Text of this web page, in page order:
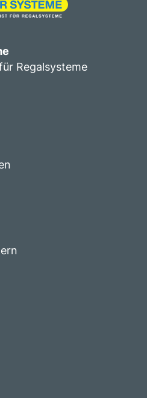
Regalsysteme